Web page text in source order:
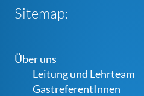
Sitemap:
Über uns
Leitung und Lehrteam
GastreferentInnen